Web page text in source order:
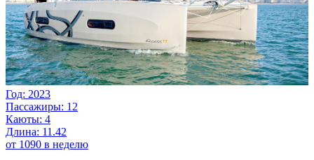
Год: 2023
Пассажиры: 12
Каюты: 4
Длина: 11.42
от 1090 в неделю